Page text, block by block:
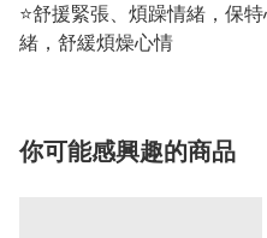
⭐舒援緊張、煩躁情緒，保
緒，舒緩煩燥心情
你可能感興趣的商品